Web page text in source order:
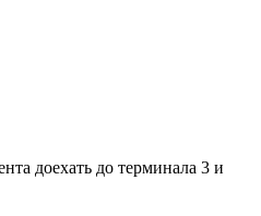
доехать до терминала 3 и